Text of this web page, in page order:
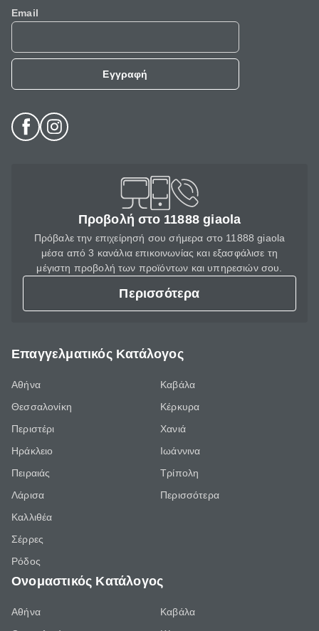
Email
Εγγραφή
Προβολή στο 11888 giaola
Πρόβαλε την επιχείρησή σου σήμερα στο 11888 giaola
μέσα από 3 κανάλια επικοινωνίας και εξασφάλισε τη
μέγιστη προβολή των προϊόντων και υπηρεσιών σου.
Περισσότερα
Επαγγελματικός Κατάλογος
Αθήνα
Θεσσαλονίκη
Περιστέρι
Ηράκλειο
Πειραιάς
Λάρισα
Καλλιθέα
Σέρρες
Ρόδος
Καβάλα
Κέρκυρα
Χανιά
Ιωάννινα
Τρίπολη
Περισσότερα
Ονομαστικός Κατάλογος
Αθήνα
Καβάλα